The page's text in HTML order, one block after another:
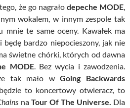
że go nagrało depeche MODE
wokalem, w innym zespole tak
mnie te same oceny. Kawałek ma
będę bardzo niepocieszony, jak nie
świetne chórki, których od dawna
MODE. Bez wycia i zawodzenia.
że tak mało wGoing Backwards
będzie to koncertowy otwieracz, to
na Tour Of The Universe. Dla